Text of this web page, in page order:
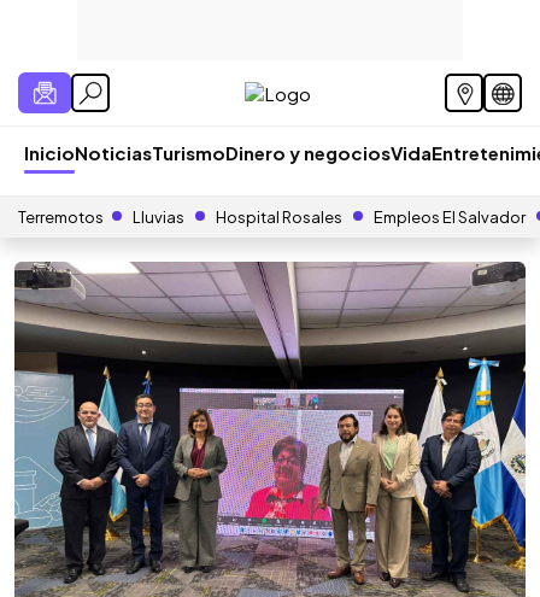
InicioNoticiasTurismoDinero y negociosVida
Terremotos Lluvias Hospital Rosales Empleos El Salvador